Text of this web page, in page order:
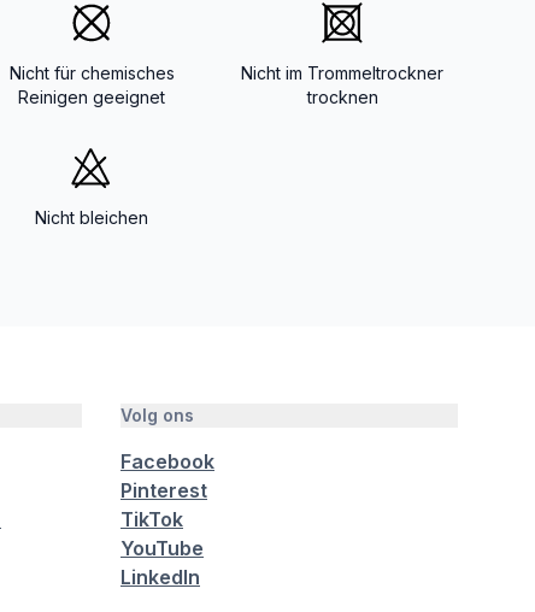
Nicht für chemisches
Reinigen geeignet
Nicht im Trommeltrockner
trocknen
Nicht bleichen
Volg ons
Facebook
Pinterest
TikTok
YouTube
LinkedIn